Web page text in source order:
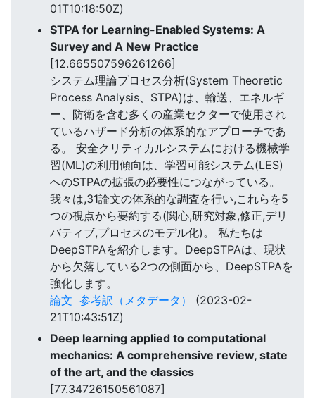
01T10:18:50Z)
STPA for Learning-Enabled Systems: A
Survey and A New Practice
[12.665507596261266]
システム理論プロセス分析(System Theoretic
Process Analysis、STPA)は、輸送、エネルギ
ー、防衛を含む多くの産業セクターで使用され
ているハザード分析の体系的なアプローチであ
る。 安全クリティカルシステムにおける機械学
習(ML)の利用傾向は、学習可能システム(LES)
へのSTPAの拡張の必要性につながっている。
我々は,31論文の体系的な調査を行い,これらを5
つの視点から要約する(関心,研究対象,修正,デリ
バティブ,プロセスのモデル化)。 私たちは
DeepSTPAを紹介します。DeepSTPAは、現状
から欠落している2つの側面から、DeepSTPAを
強化します。
論文 参考訳（メタデータ）
(2023-02-
21T10:43:51Z)
Deep learning applied to computational
mechanics: A comprehensive review, state
of the art, and the classics
[77.34726150561087]